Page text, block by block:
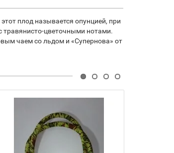
плод называется опунцией, при
травянисто-цветочными нотами.
чаем со льдом и «Супернова» от